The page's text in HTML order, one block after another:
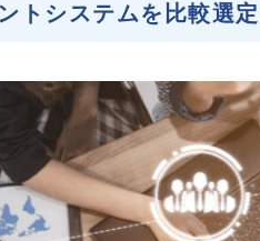
トシステムを比較選